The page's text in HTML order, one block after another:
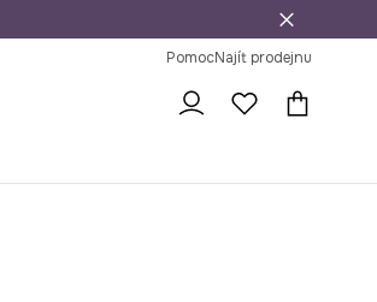
PomocNajít prodejnu